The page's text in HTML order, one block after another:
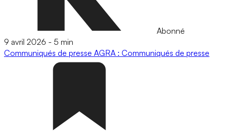
Abonné
9 avril 2026 - 5 min
Communiqués de presse AGRA : Communiqués de presse